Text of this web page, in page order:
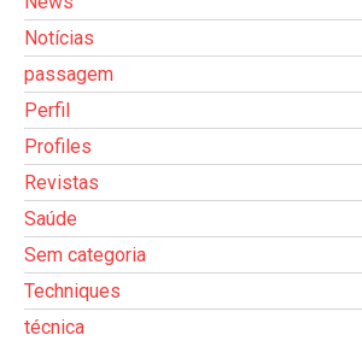
Notícias
passagem
Perfil
Profiles
Revistas
Saúde
Sem categoria
Techniques
técnica